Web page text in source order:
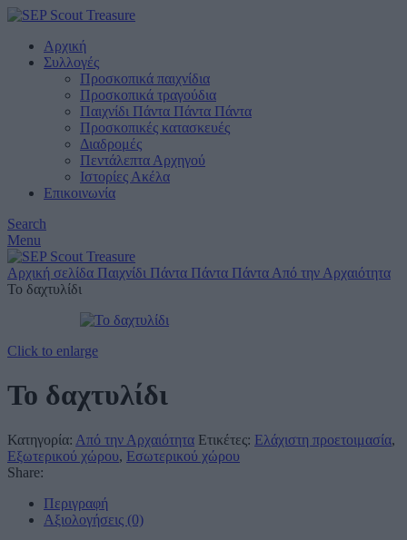
Αρχική
Συλλογές
Προσκοπικά παιχνίδια
Προσκοπικά τραγούδια
Παιχνίδι Πάντα Πάντα Πάντα
Προσκοπικές κατασκευές
Διαδρομές
Πεντάλεπτα Αρχηγού
Ιστορίες Ακέλα
Επικοινωνία
Search
Menu
Αρχική σελίδα Παιχνίδι Πάντα Πάντα Πάντα Από την Αρχαιότητα
Το δαχτυλίδι
Click to enlarge
Το δαχτυλίδι
Κατηγορία: Από την Αρχαιότητα Ετικέτες: Ελάχιστη προετοιμασία,
Εξωτερικού χώρου, Εσωτερικού χώρου
Share:
Περιγραφή
Αξιολογήσεις (0)